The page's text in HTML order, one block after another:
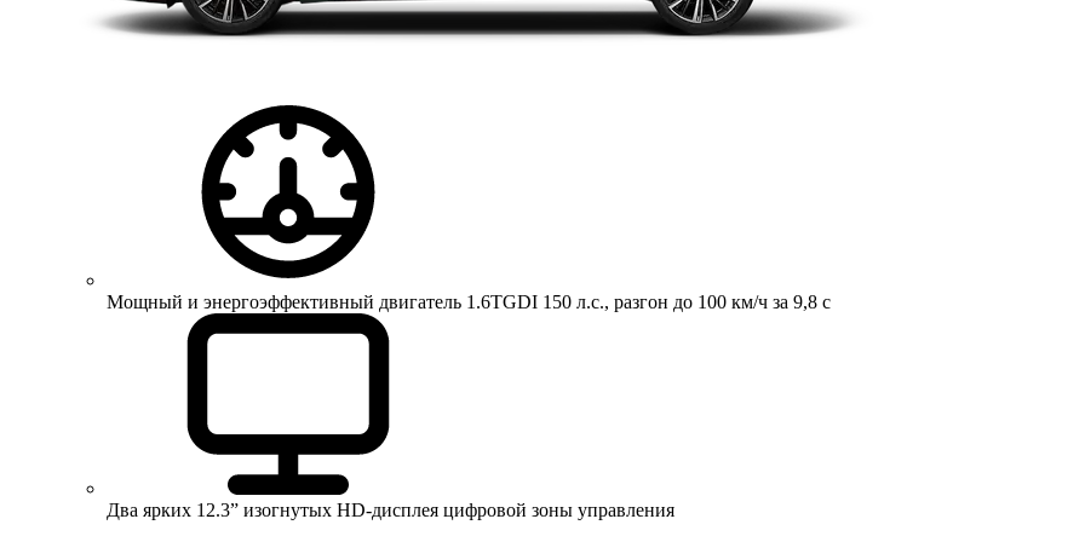
Мощный и энергоэффективный двигатель 1.6TGDI 150 л.с., разгон до 100 км/ч за 9,8 с
Два ярких 12.3” изогнутых HD-дисплея цифровой зоны управления